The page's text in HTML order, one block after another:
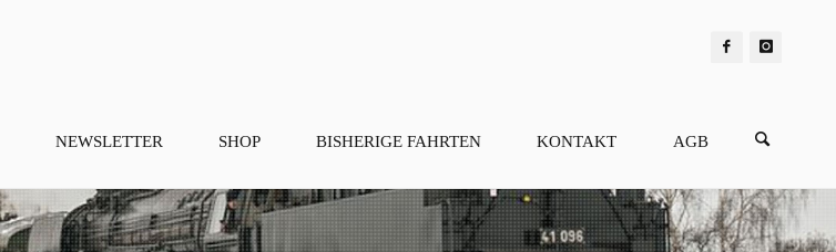
NEWSLETTER SHOP BISHERIGE FAHRTEN KONTAKT AGB